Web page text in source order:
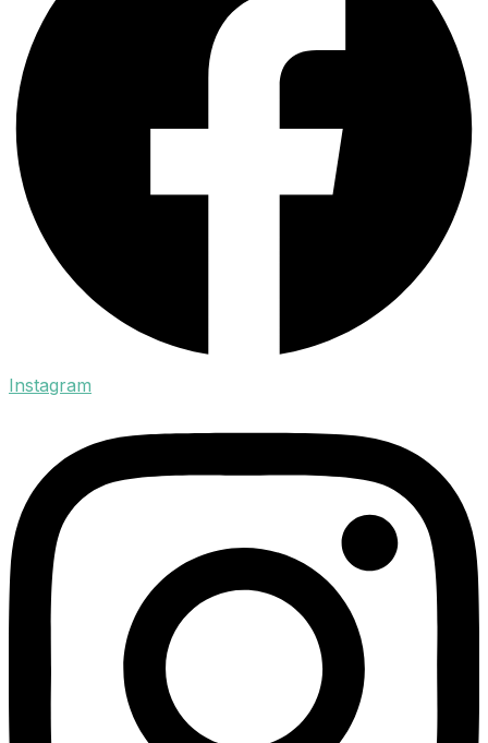
Instagram